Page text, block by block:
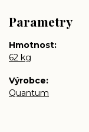
Parametry
Hmotnost
62 kg
Výrobce
Quantum